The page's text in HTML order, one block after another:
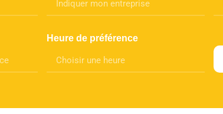
Heure de préférence